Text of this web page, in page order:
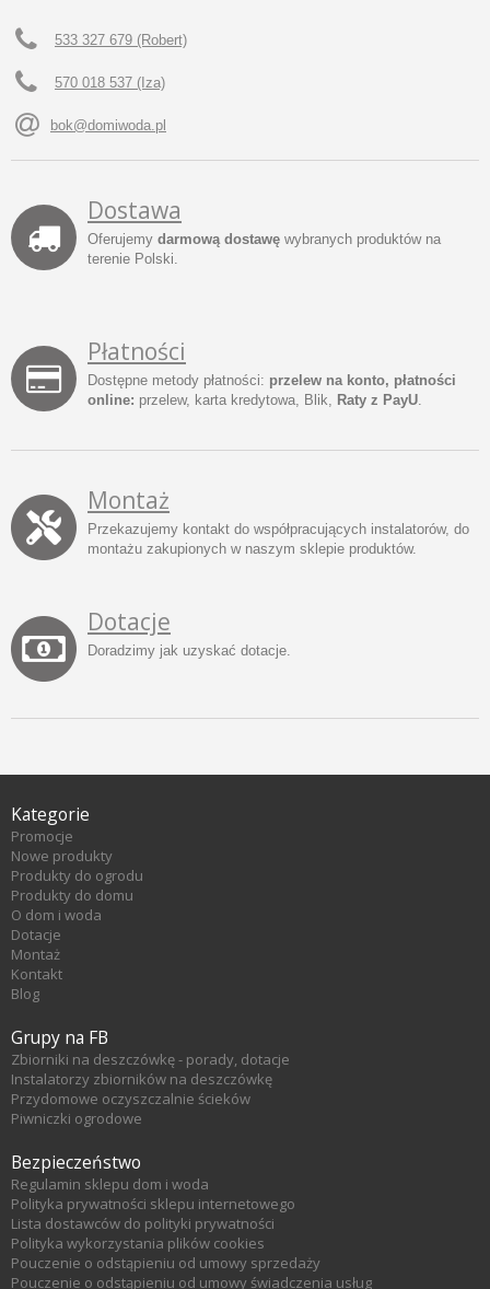
533 327 679 (Robert)
570 018 537 (Iza)
bok@domiwoda.pl
Dostawa
Oferujemy darmową dostawę wybranych produktów na
terenie Polski.
Płatności
Dostępne metody płatności: przelew na konto, płatności
online: przelew, karta kredytowa, Blik, Raty z PayU
Montaż
Przekazujemy kontakt do współpracujących instalatorów, do
montażu zakupionych w naszym sklepie produktów.
Dotacje
Doradzimy jak uzyskać dotacje.
Kategorie
Promocje
Nowe produkty
Produkty do ogrodu
Produkty do domu
O dom i woda
Dotacje
Montaż
Kontakt
Blog
Grupy na FB
Zbiorniki na deszczówkę - porady, dotacje
Instalatorzy zbiorników na deszczówkę
Przydomowe oczyszczalnie ścieków
Piwniczki ogrodowe
Bezpieczeństwo
Regulamin sklepu dom i woda
Polityka prywatności sklepu internetowego
Lista dostawców do polityki prywatności
Polityka wykorzystania plików cookies
Pouczenie o odstąpieniu od umowy sprzedaży
Pouczenie o odstąpieniu od umowy świadczenia usług